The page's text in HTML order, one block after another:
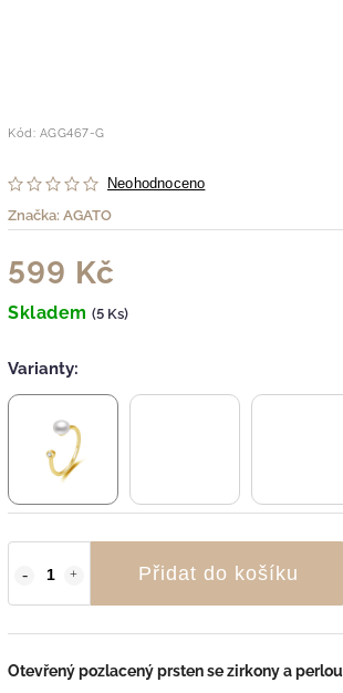
Kód: AGG467-G
Neohodnoceno
Značka: AGATO
599 Kč
Skladem (5 Ks)
Varianty:
Přidat do košíku
Otevřený pozlacený prsten se zirkony a perlou